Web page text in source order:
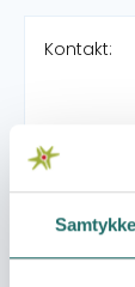
Samtykke
Kontakt: